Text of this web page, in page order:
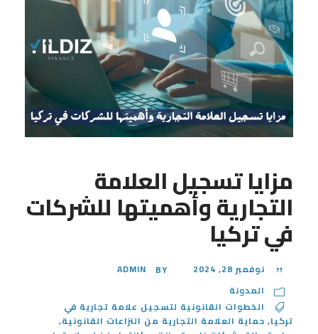
مزايا تسجيل العلامة
التجارية وأهميتها للشركات
في تركيا
نوفمبر 28, 2024 BY
ADMIN
المدونة
الخطوات القانونية لتسجيل علامة تجارية في
تركيا, حماية العلامة التجارية من النزاعات القانونية,